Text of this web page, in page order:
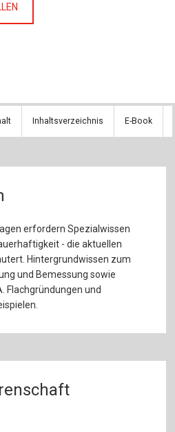
Inhaltsverzeichnis E-Book
erfordern Spezialwissen
- die aktuellen
Hintergrundwissen zum
und Bemessung sowie
Flachgründungen und